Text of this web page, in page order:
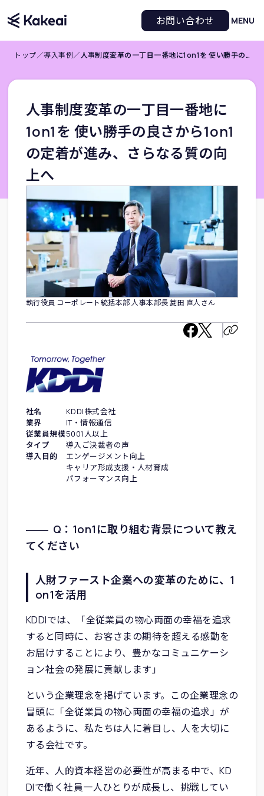
お問い合わせ MENU
トップ／導入事例／ 人事制度変革の一丁目一番地に1on1を 使い勝手の良さから1on1の定着が進み、さらなる質の向上へ
人事制度変革の一丁目一番地に
1on1を 使い勝手の良さから1on1
の定着が進み、さらなる質の向
上へ
執行役員 コーポレート統括本部 人事本部長 菱田 直人さん
社名
KDDI株式会社
業界
IT・情報通信
従業員規模5001人以上
タイプ
導入ご決裁者の声
導入目的
エンゲージメント向上
キャリア形成支援・人材育成
パフォーマンス向上
Q：1on1に取り組む背景について教え
てください
人財ファースト企業への変革のために、1
on1を活用
KDDIでは、「全従業員の物心両面の幸福を追求
すると同時に、お客さまの期待を超える感動を
お届けすることにより、豊かなコミュニケーシ
ョン社会の発展に貢献します」
という企業理念を掲げています。この企業理念の
冒頭に「全従業員の物心両面の幸福の追求」が
あるように、私たちは人に着目し、人を大切に
する会社です。
近年、人的資本経営の必要性が高まる中で、KD
DIで働く社員一人ひとりが成長し、挑戦してい